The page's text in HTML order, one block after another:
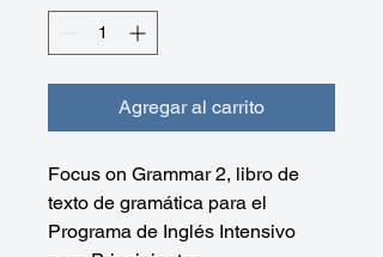
Agregar al carrito
Focus on Grammar 2, libro de
texto de gramática para el
Programa de Inglés Intensivo